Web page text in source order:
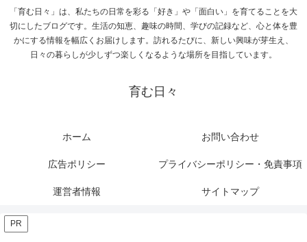
「育む日々」は、私たちの日常を彩る「好き」や「面白い」を育てることを大
切にしたブログです。生活の知恵、趣味の時間、学びの記録など、心と体を豊
かにする情報を幅広くお届けします。訪れるたびに、新しい興味が芽生え、
日々の暮らしが少しずつ楽しくなるような場所を目指しています。
育む日々
ホーム お問い合わせ
広告ポリシー プライバシーポリシー・免責事項
運営者情報 サイトマップ
PR